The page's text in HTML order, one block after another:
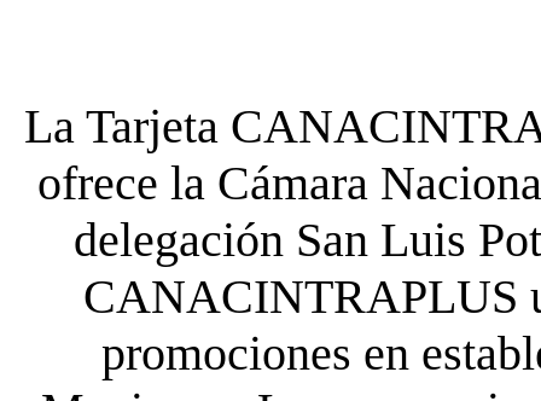
La Tarjeta
ofrece la Cámara
delegación San Luis
CANACINTRAPLUS
promociones en